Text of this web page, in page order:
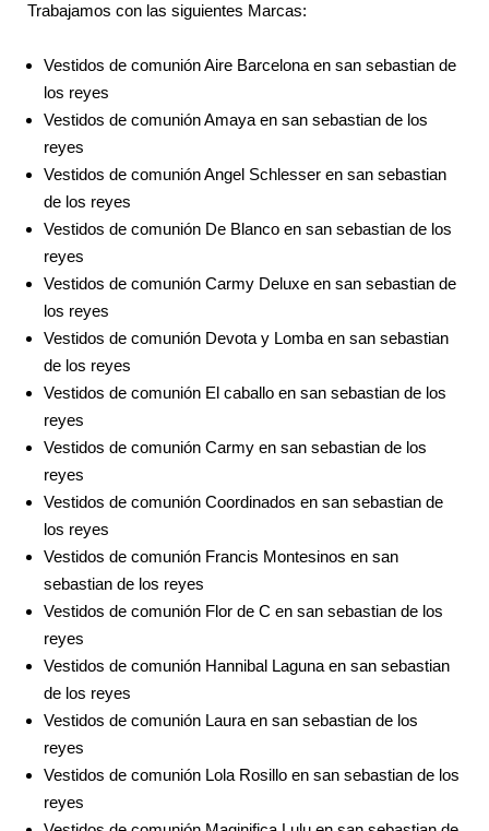
Trabajamos con las siguientes Marcas:
Vestidos de comunión Aire Barcelona en san sebastian de
los reyes
Vestidos de comunión Amaya en san sebastian de los
reyes
Vestidos de comunión Angel Schlesser en san sebastian
de los reyes
Vestidos de comunión De Blanco en san sebastian de los
reyes
Vestidos de comunión Carmy Deluxe en san sebastian de
los reyes
Vestidos de comunión Devota y Lomba en san sebastian
de los reyes
Vestidos de comunión El caballo en san sebastian de los
reyes
Vestidos de comunión Carmy en san sebastian de los
reyes
Vestidos de comunión Coordinados en san sebastian de
los reyes
Vestidos de comunión Francis Montesinos en san
sebastian de los reyes
Vestidos de comunión Flor de C en san sebastian de los
reyes
Vestidos de comunión Hannibal Laguna en san sebastian
de los reyes
Vestidos de comunión Laura en san sebastian de los
reyes
Vestidos de comunión Lola Rosillo en san sebastian de los
reyes